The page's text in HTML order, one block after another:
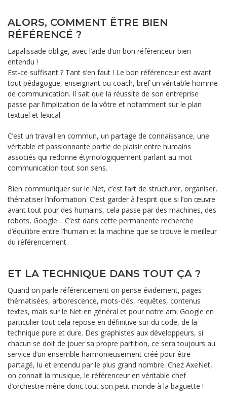
ALORS, COMMENT ÊTRE BIEN
RÉFÉRENCÉ ?
Lapalissade oblige, avec l’aide d’un bon référenceur bien
entendu !
Est-ce suffisant ? Tant s’en faut ! Le bon référenceur est avant
tout pédagogue, enseignant ou coach, bref un véritable homme
de communication. Il sait que la réussite de son entreprise
passe par l’implication de la vôtre et notamment sur le plan
textuel et lexical.
C’est un travail en commun, un partage de connaissance, une
véritable et passionnante partie de plaisir entre humains
associés qui redonne étymologiquement parlant au mot
communication tout son sens.
Bien communiquer sur le Net, c’est l’art de structurer, organiser,
thématiser l’information. C’est garder à l’esprit que si l’on œuvre
avant tout pour des humains, cela passe par des machines, des
robots, Google… C’est dans cette permanente recherche
d’équilibre entre l’humain et la machine que se trouve le meilleur
du référencement.
ET LA TECHNIQUE DANS TOUT ÇA ?
Quand on parle référencement on pense évidement, pages
thématisées, arborescence, mots-clés, requêtes, contenus
textes, mais sur le Net en général et pour notre ami Google en
particulier tout cela repose en définitive sur du code, de la
technique pure et dure. Des graphistes aux développeurs, si
chacun se doit de jouer sa propre partition, ce sera toujours au
service d’un ensemble harmonieusement créé pour être
partagé, lu et entendu par le plus grand nombre. Chez AxeNet,
on connait la musique, le référenceur en véritable chef
d’orchestre mène donc tout son petit monde à la baguette !